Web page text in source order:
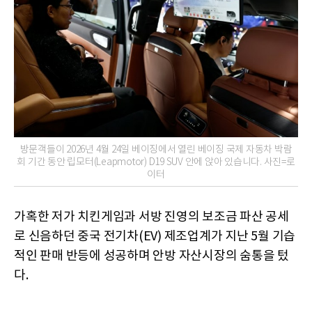
방문객들이 2026년 4월 24일 베이징에서 열린 베이징 국제 자동차 박람
회 기간 동안 립모터(Leapmotor) D19 SUV 안에 앉아 있습니다. 사진=로
이터
가혹한 저가 치킨게임과 서방 진영의 보조금 파산 공세
로 신음하던 중국 전기차(EV) 제조업계가 지난 5월 기습
적인 판매 반등에 성공하며 안방 자산시장의 숨통을 텄
다.